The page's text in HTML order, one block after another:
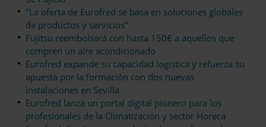
"La oferta de Eurofred se basa en soluciones globales
de productos y servicios"
Fujitsu reembolsará con hasta 150€ a aquellos que
compren un aire acondicionado
Eurofred expande su capacidad logística y refuerza su
apuesta por la formación con dos nuevas
instalaciones en Sevilla
Eurofred lanza un portal digital pionero para los
profesionales de la Climatización y sector Horeca